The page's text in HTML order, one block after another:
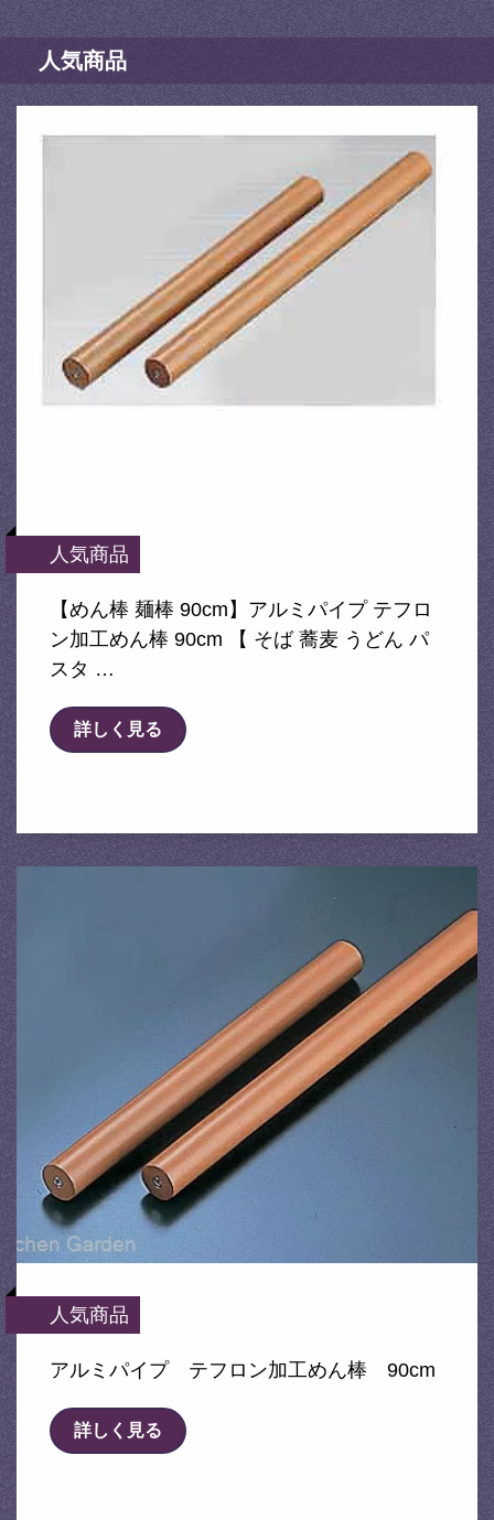
人気商品
人気商品
【めん棒 麺棒 90cm】アルミパイプ テフロ
ン加工めん棒 90cm 【 そば 蕎麦 うどん パ
スタ …
詳しく見る
人気商品
アルミパイプ テフロン加工めん棒 90cm
詳しく見る